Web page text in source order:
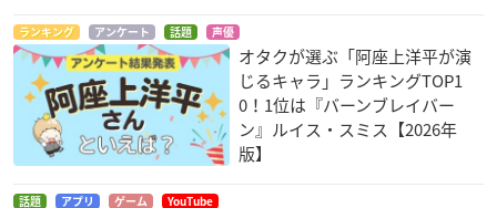
大阪公演一般発売（先着）
2024年12月14日（土）18:00～12月19日（木）12:00
◎ローソンチケット
◎ローソン、ミニストップ店内の端末「Loppi」
※お申込みは、おひとり様につき4枚までとなります。
ランキング アンケート 話題 声優
オタクが選ぶ「阿座上洋平が演
じるキャラ」ランキングTOP1
0！1位は『バーンブレイバー
ン』ルイス・スミス【2026年
版】
話題 アプリ ゲーム YouTube